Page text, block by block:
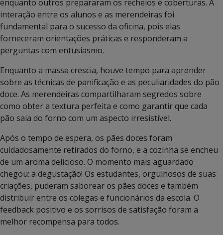
enquanto outros prepararam os recheios e coberturas. A
interação entre os alunos e as merendeiras foi
fundamental para o sucesso da oficina, pois elas
forneceram orientações práticas e responderam a
perguntas com entusiasmo.
Enquanto a massa crescia, houve tempo para aprender
sobre as técnicas de panificação e as peculiaridades do pão
doce. As merendeiras compartilharam segredos sobre
como obter a textura perfeita e como garantir que cada
pão saia do forno com um aspecto irresistível.
Após o tempo de espera, os pães doces foram
cuidadosamente retirados do forno, e a cozinha se encheu
de um aroma delicioso. O momento mais aguardado
chegou: a degustação! Os estudantes, orgulhosos de suas
criações, puderam saborear os pães doces e também
distribuir entre os colegas e funcionários da escola. O
feedback positivo e os sorrisos de satisfação foram a
melhor recompensa para todos.